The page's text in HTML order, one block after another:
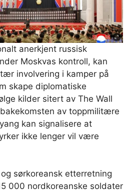
anerkjent russisk
Moskvas kontroll, kan
involvering i kamper på
skape diplomatiske
kilder sitert av The Wall
av toppmilitære
kan signalisere at
ikke lenger vil være
sørkoreansk etterretning
000 nordkoreanske soldater